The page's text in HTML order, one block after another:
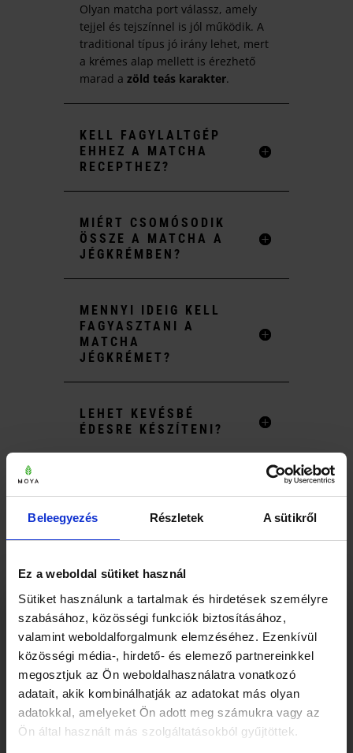
Beleegyezés Részletek A sütikről
Ez a weboldal sütiket használ
Sütiket használunk a tartalmak és hirdetések személyre
szabásához, közösségi funkciók biztosításához,
valamint weboldalforgalmunk elemzéséhez. Ezenkívül
közösségi média-, hirdető- és elemező partnereinkkel
megosztjuk az Ön weboldalhasználatra vonatkozó
adatait, akik kombinálhatják az adatokat más olyan
adatokkal, amelyeket Ön adott meg számukra vagy az
Ön által használt más szolgáltatásokból gyűjtöttek.
Olyan matcha port válassz, amely
tejjel és tejszínnel is jól működik. A
traditional típus jó irány lehet, mert
a krémes alap mellett is érezhető
marad a zöld teás karakter.
KELL FAGYLALTGÉP
EHHEZ A MATCHA
RECEPTHEZ?
MIÉRT CSOMÓSODIK
ÖSSZE A MATCHA A
JÉGKRÉMBEN?
MENNYI IDEIG KELL
FAGYASZTANI A
MATCHA
JÉGKRÉMET?
LEHET KEVÉSBÉ
ÉDESRE KÉSZÍTENI?
MATCHA
JÉGKRÉMET?
Ha otthon készítenéd el ezt a receptet,
desszertekben is szépen működő
matchával. Atraditional matcha teákjó
kiindulópontot adhatnak jégkrémhez,
lattéhoz és más krémes receptekhez.
Ha még több típust összehasonlítanál,
böngészd át azorganikus japán matcha
teák
kategóriát, és válassz aszerint, hogy
inkább teának, lattéhoz vagy desszerthez
×
Mielőtt elmész… 🍵